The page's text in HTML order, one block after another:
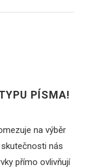
PÍSMA!
na výběr
nás
přímo ovlivňují